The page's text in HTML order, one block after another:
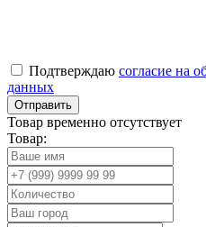
Подтверждаю согласие на
данных
Товар временно отсутствует
Товар: